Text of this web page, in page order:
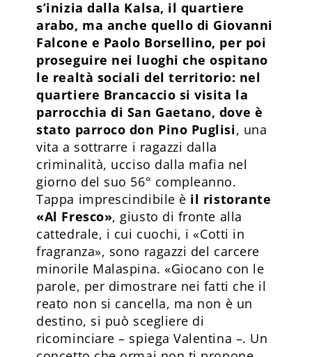
s’inizia dalla Kalsa, il quartiere
arabo, ma anche quello di Giovanni
Falcone e Paolo Borsellino, per poi
proseguire nei luoghi che ospitano
le realtà sociali del territorio: nel
quartiere Brancaccio si visita la
parrocchia di San Gaetano, dove è
stato parroco don Pino Puglisi, una
vita a sottrarre i ragazzi dalla
criminalità, ucciso dalla mafia nel
giorno del suo 56° compleanno.
Tappa imprescindibile è il ristorante
«Al Fresco», giusto di fronte alla
cattedrale, i cui cuochi, i «Cotti in
fragranza», sono ragazzi del carcere
minorile Malaspina. «Giocano con le
parole, per dimostrare nei fatti che il
reato non si cancella, ma non è un
destino, si può scegliere di
ricominciare – spiega Valentina –. Un